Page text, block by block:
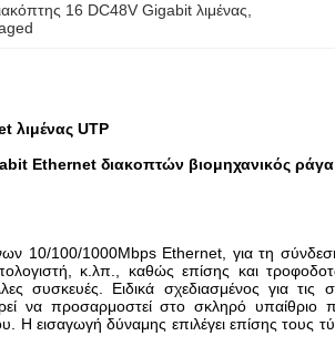
16 DC48V Gigabit λιμένας
λιμένας UTP
Ethernet διακοπτών βιομηχανικός
10/100/1000Mbps Ethernet, για τη
κ.λπ., καθώς επίσης και
συσκευές. Ειδικά σχεδιασμένος για τις
να προσαρμοστεί στο σκληρό υπαίθριο
Η εισαγωγή δύναμης επιλέγει επίσης τους